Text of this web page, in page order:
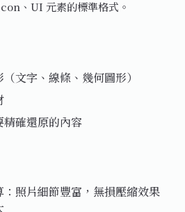
、UI 元素的標準格式。
文字、線條、幾何圖形）
確還原的內容
照片細節豐富，無損壓縮效果